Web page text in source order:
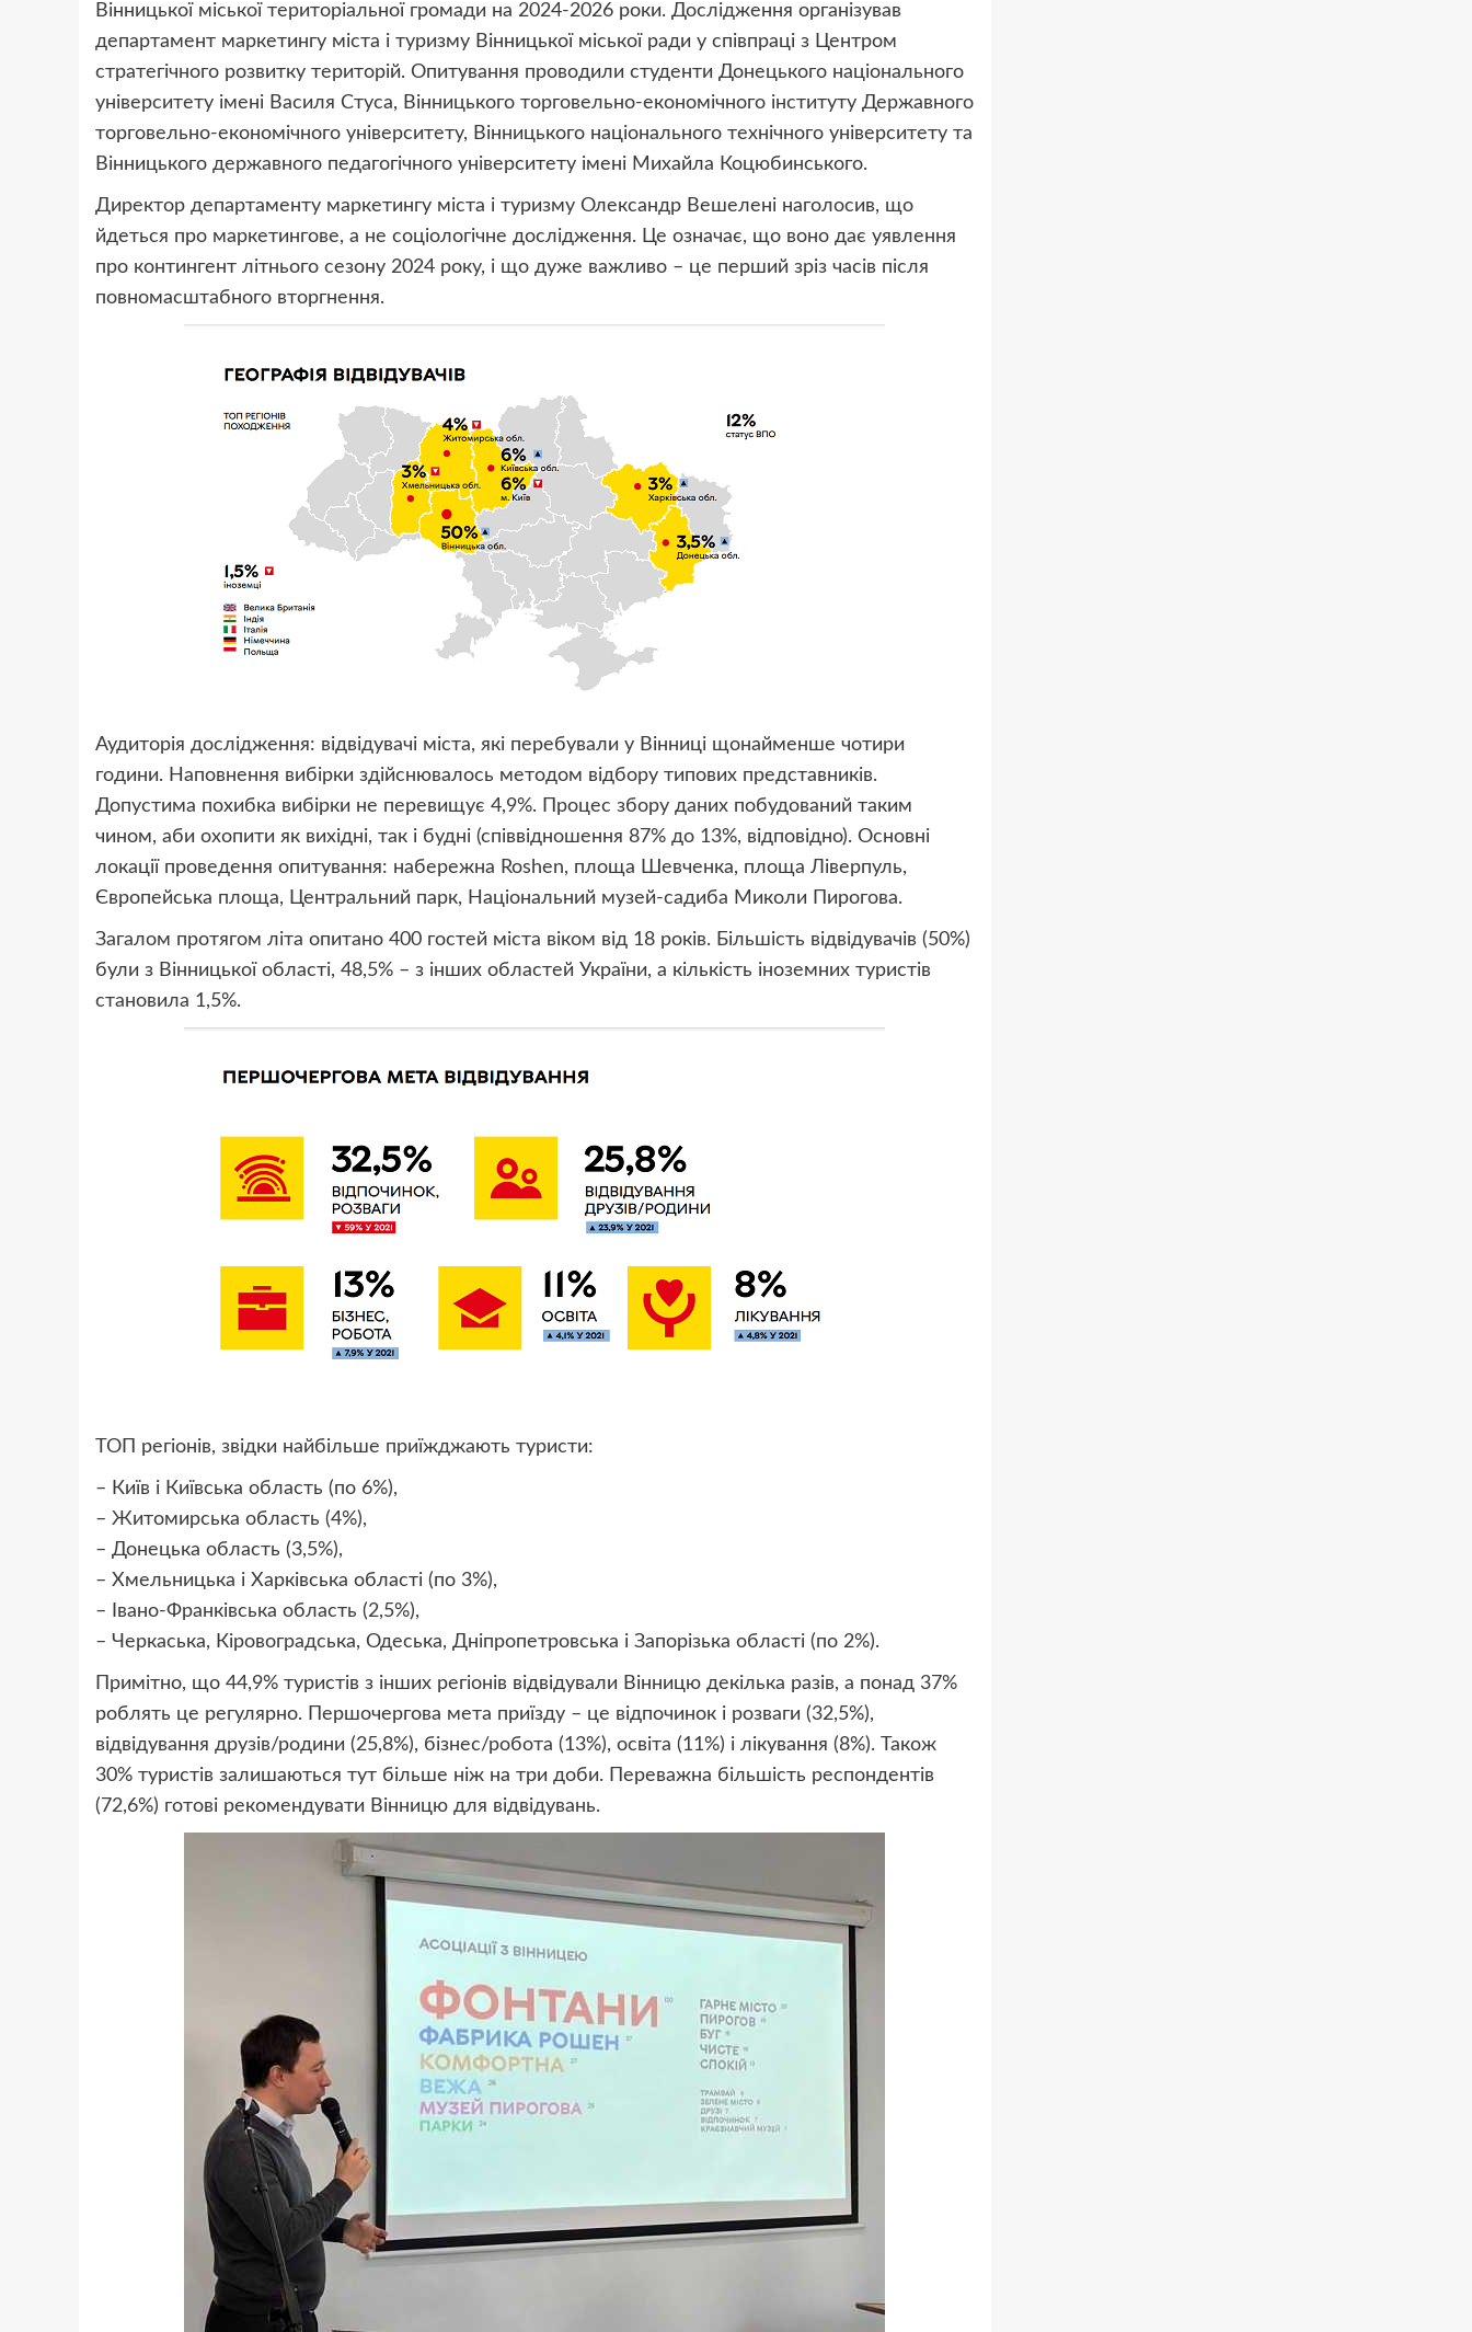
Вінницької міської територіальної громади на 2024-2026 роки. Дослідження організував
департамент маркетингу міста і туризму Вінницької міської ради у співпраці з Центром
стратегічного розвитку територій. Опитування проводили студенти Донецького національного
університету імені Василя Стуса, Вінницького торговельно-економічного інституту Державного
торговельно-економічного університету, Вінницького національного технічного університету та
Вінницького державного педагогічного університету імені Михайла Коцюбинського.
Директор департаменту маркетингу міста і туризму Олександр Вешелені наголосив, що
йдеться про маркетингове, а не соціологічне дослідження. Це означає, що воно дає уявлення
про контингент літнього сезону 2024 року, і що дуже важливо – це перший зріз часів після
повномасштабного вторгнення.
Аудиторія дослідження: відвідувачі міста, які перебували у Вінниці щонайменше чотири
години. Наповнення вибірки здійснювалось методом відбору типових представників.
Допустима похибка вибірки не перевищує 4,9%. Процес збору даних побудований таким
чином, аби охопити як вихідні, так і будні (співвідношення 87% до 13%, відповідно). Основні
локації проведення опитування: набережна Roshen, площа Шевченка, площа Ліверпуль,
Європейська площа, Центральний парк, Національний музей-садиба Миколи Пирогова.
Загалом протягом літа опитано 400 гостей міста віком від 18 років. Більшість відвідувачів (50%)
були з Вінницької області, 48,5% – з інших областей України, а кількість іноземних туристів
становила 1,5%.
ТОП регіонів, звідки найбільше приїжджають туристи:
– Київ і Київська область (по 6%),
– Житомирська область (4%),
– Донецька область (3,5%),
– Хмельницька і Харківська області (по 3%),
– Івано-Франківська область (2,5%),
– Черкаська, Кіровоградська, Одеська, Дніпропетровська і Запорізька області (по 2%).
Примітно, що 44,9% туристів з інших регіонів відвідували Вінницю декілька разів, а понад 37%
роблять це регулярно. Першочергова мета приїзду – це відпочинок і розваги (32,5%),
відвідування друзів/родини (25,8%), бізнес/робота (13%), освіта (11%) і лікування (8%). Також
30% туристів залишаються тут більше ніж на три доби. Переважна більшість респондентів
(72,6%) готові рекомендувати Вінницю для відвідувань.